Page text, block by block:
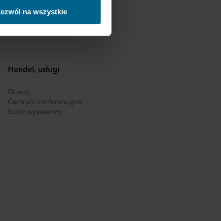
między innymi w
danych oraz fakt, że
celach nasze witryny
witrynie. Więcej
zaś na temat
na wszystkie
Handel, usługi
Sklepy
Centrum konferencyjne
Salon wystawowy